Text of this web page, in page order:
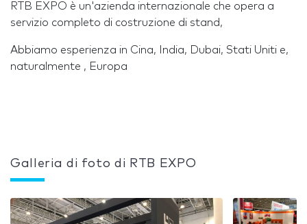
RTB EXPO è un'azienda internazionale che opera a
servizio completo di costruzione di stand,
Abbiamo esperienza in Cina, India, Dubai, Stati Uniti e,
naturalmente , Europa
Galleria di foto di RTB EXPO